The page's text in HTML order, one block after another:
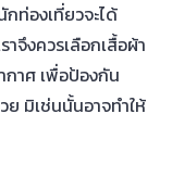
กท่องเที่ยวจะได้
งควรเลือกเสื้อผ้า
กาศ เพื่อป้องกัน
ย มิเช่นนั้นอาจทำให้